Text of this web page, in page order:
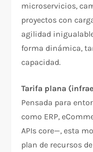
microservicios,
proyectos con
agilidad
forma dinámica,
capacidad.
Tarifa plana
Pensada para
como ERP,
APIs core—, esta
plan de recursos